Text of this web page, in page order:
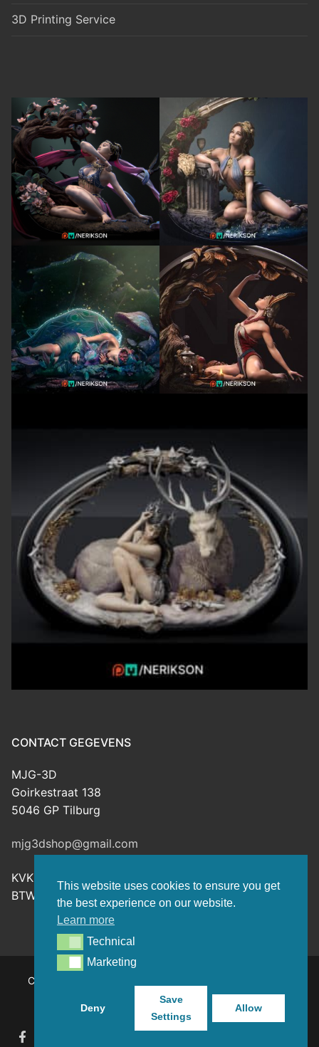
This website uses cookies to ensure you get
the best experience on our website.
Learn more
TechnicalTechnical
MarketingMarketing
Deny
Save
Settings
Allow
3D Printing Service
CONTACT GEGEVENS
MJG-3D
Goirkestraat 138
5046 GP Tilburg
mjg3dshop@gmail.com
KVK: 80143601
BTW-nr: NL003398508B26
Copyright © 2026 MJG-3D – For all your 3D prints, paint
(supplies) and TTRPG stuff – Powered byCustomify.